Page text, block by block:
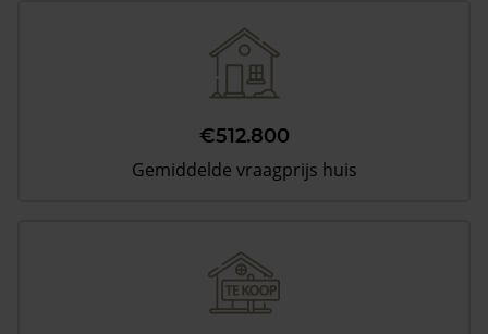
€512.800
Gemiddelde vraagprijs huis